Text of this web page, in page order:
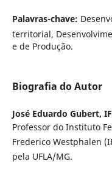
Palavras-chave:
territorial,
e de Produção.
Biografia do Autor
José Eduardo Gubert,
Professor do Instituto
Frederico Westphalen
pela UFLA/MG.